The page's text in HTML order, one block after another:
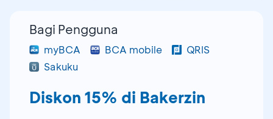
Bagi Pengguna
myBCA BCA mobile
QRIS
Sakuku
Diskon 15% di Bakerzin